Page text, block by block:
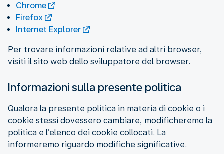
Chrome
Firefox
Internet Explorer
Per trovare informazioni relative ad altri browser,
visiti il sito web dello sviluppatore del browser.
Informazioni sulla presente politica
Qualora la presente politica in materia di cookie o i
cookie stessi dovessero cambiare, modificheremo la
politica e l’elenco dei cookie collocati. La
informeremo riguardo modifiche significative.